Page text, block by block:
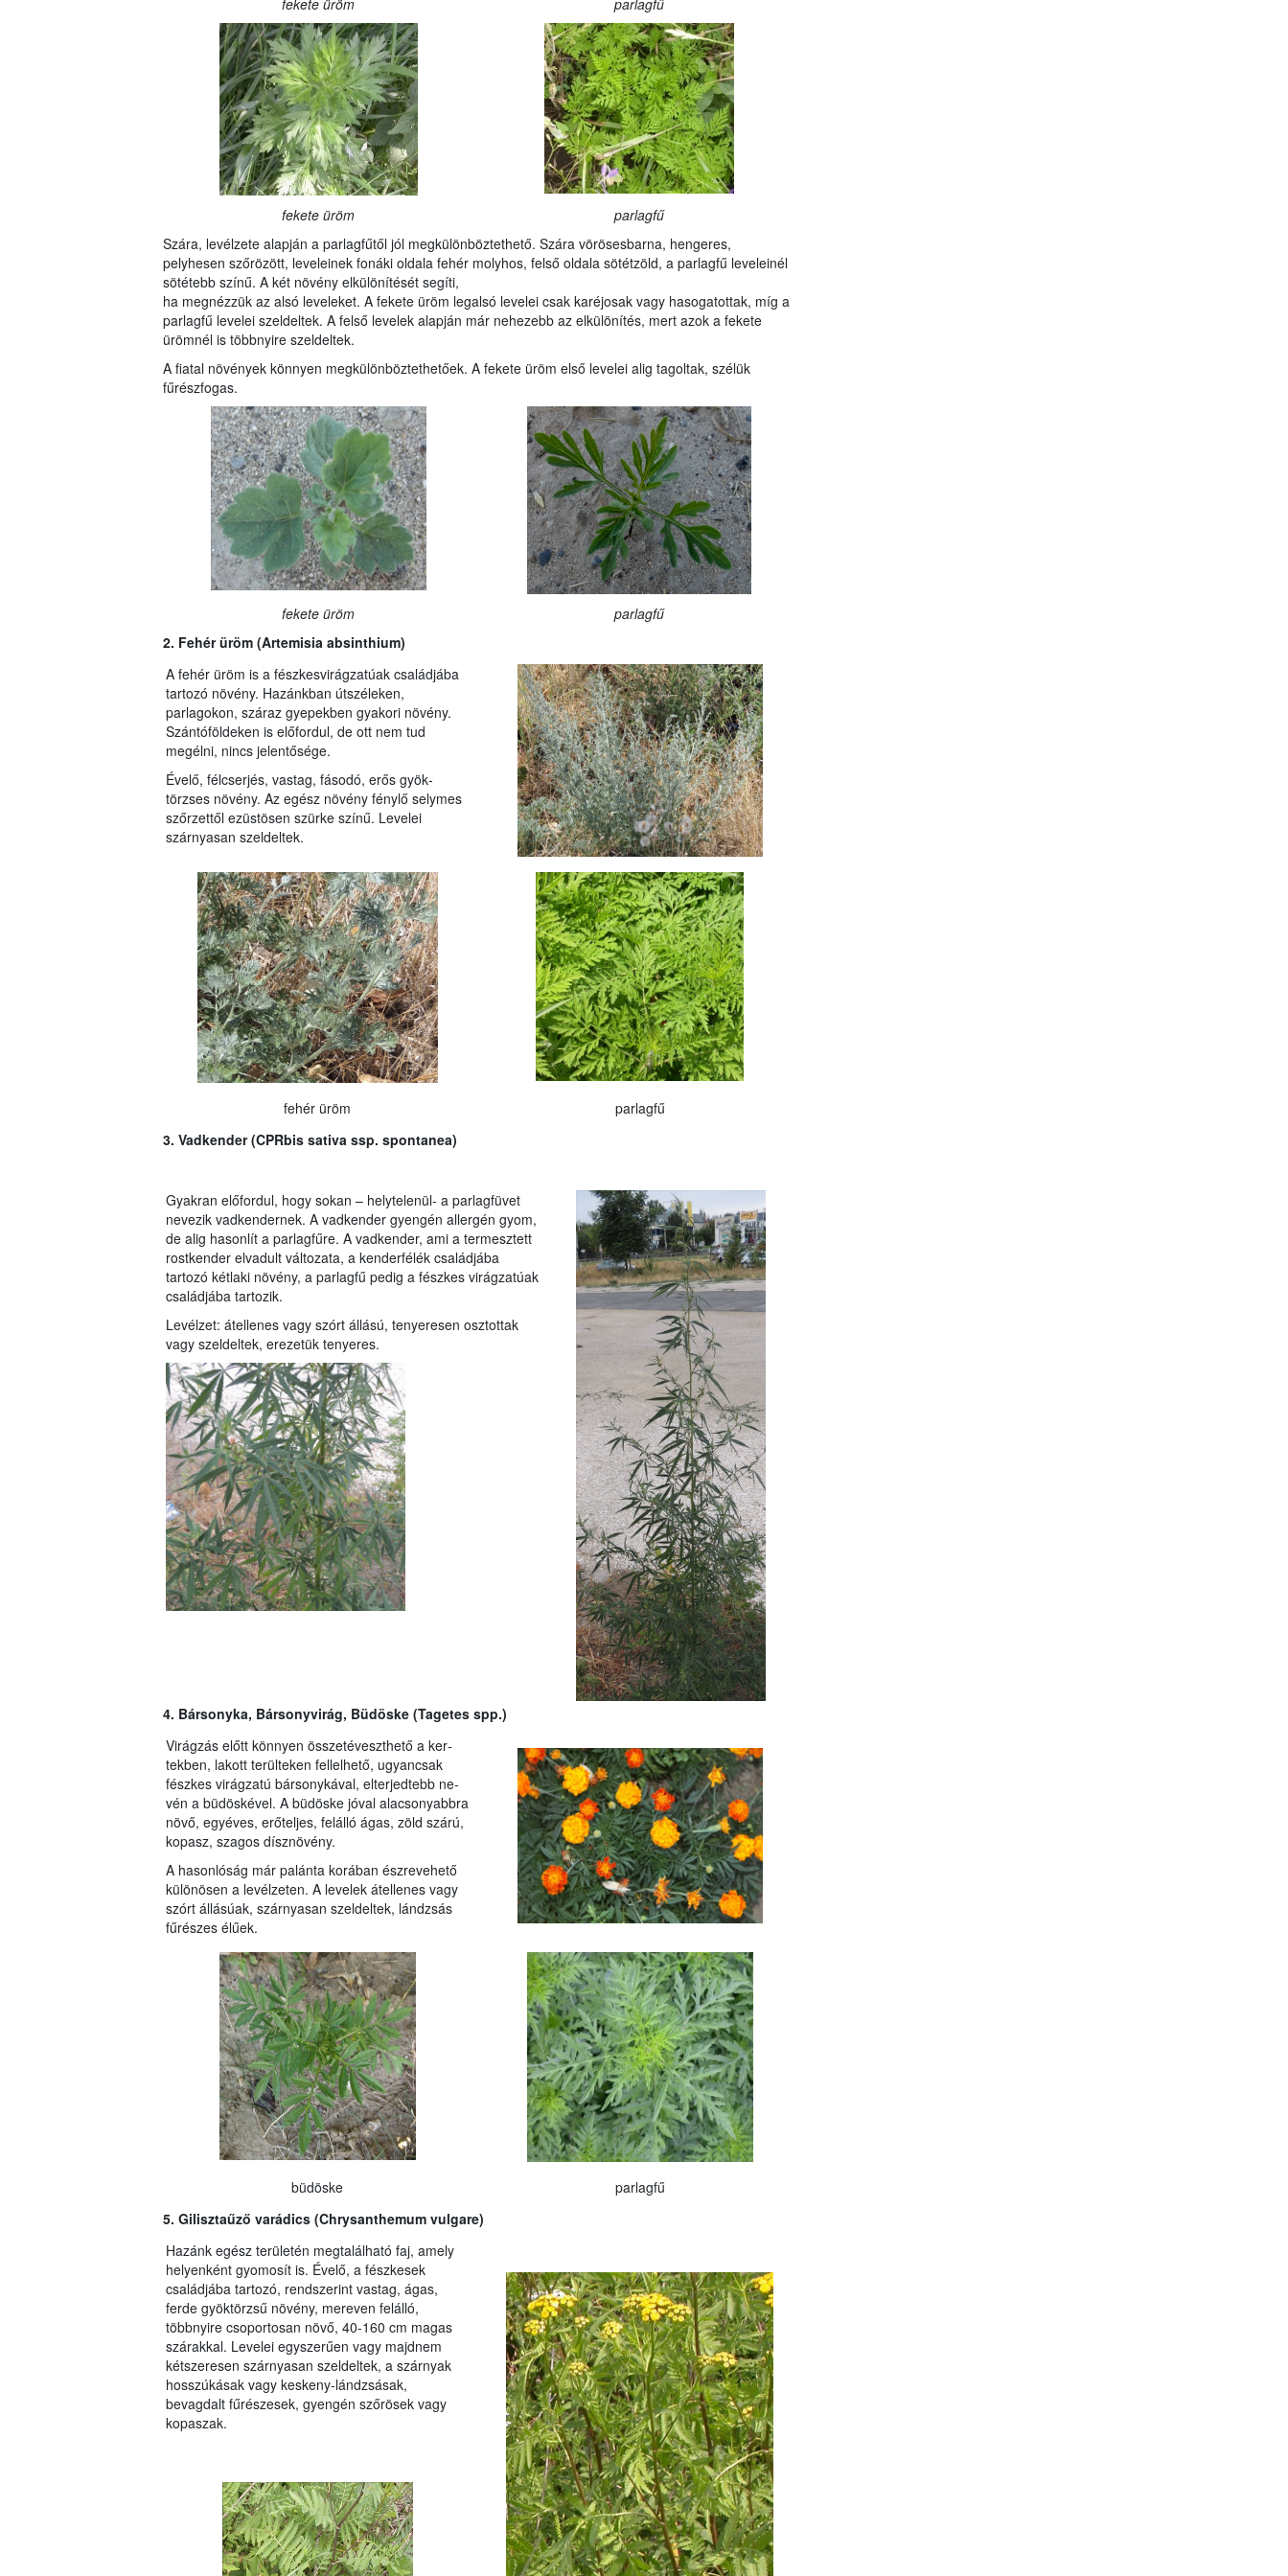
fekete üröm parlagfű
fekete üröm
parlagfű
Szára, levélzete alapján a parlagfűtől jól megkülönböztethető. Szára vörösesbarna, hengeres,
pelyhesen szőrözött, leveleinek fonáki oldala fehér molyhos, felső oldala sötétzöld, a parlagfű leveleinél
sötétebb színű. A két növény elkülönítését segíti,
ha megnézzük az alsó leveleket. A fekete üröm legalsó levelei csak karéjosak vagy hasogatottak, míg a
parlagfű levelei szeldeltek. A felső levelek alapján már nehezebb az elkülönítés, mert azok a fekete
ürömnél is többnyire szeldeltek.
A fiatal növények könnyen megkülönböztethetőek. A fekete üröm első levelei alig tagoltak, szélük
fűrészfogas.
fekete üröm
parlagfű
2. Fehér üröm (Artemisia absinthium)
A fehér üröm is a fészkesvirágzatúak család­jába
tartozó növény. Hazánkban útszéleken,
parlagokon, száraz gyepekben gyakori nö­vény.
Szántóföldeken is előfordul, de ott nem tud
megélni, nincs jelentősége.
Évelő, félcserjés, vastag, fásodó, erős gyök­
törzses növény. Az egész növény fénylő selymes
szőrzettől ezüstösen szürke színű. Levelei
szárnyasan szeldeltek.
fehér üröm
parlagfű
3. Vadkender (CPRbis sativa ssp. spontanea)
Gyakran előfordul, hogy sokan – helytelenül- a parlagfüvet
nevezik vadkendernek. A vadkender gyengén allergén gyom,
de alig hasonlít a parlagfűre. A vadkender, ami a termesztett
rostkender elvadult változata, a kenderfélék családjába
tartozó kétlaki növény, a parlagfű pedig a fészkes virágzatúak
családjába tartozik.
Levélzet: átellenes vagy szórt állású, tenyeresen osztottak
vagy szeldeltek, erezetük tenyeres.
4. Bársonyka, Bársonyvirág, Büdöske (Tagetes spp.)
Virágzás előtt könnyen összetéveszthető a ker­
tekben, lakott terülteken fellelhető, ugyancsak
fészkes virágzatú bársonykával, elterjedtebb ne­
vén a büdöskével. A büdöske jóval alacso­nyabbra
növő, egyéves, erőteljes, felálló ágas, zöld szárú,
kopasz, szagos dísznövény.
A hasonlóság már palánta korában észrevehető
különösen a levélzeten. A levelek átellenes vagy
szórt állásúak, szárnyasan szeldeltek, lándzsás
fűrészes élűek.
büdöske
parlagfű
5. Gilisztaűző varádics (Chrysanthemum vulgare)
Hazánk egész területén megtalálható faj, amely
helyenként gyomosít is. Évelő, a fész­kesek
családjába tartozó, rendszerint vastag, ágas,
ferde gyöktörzsű növény, mereven felálló,
többnyire csoportosan növő, 40-160 cm magas
szárakkal. Levelei egyszerűen vagy majdnem
kétszeresen szárnyasan szeldeltek, a szárnyak
hosszúkásak vagy keskeny-lándzsásak,
bevagdalt fűrészesek, gyengén szőrösek vagy
kopaszak.